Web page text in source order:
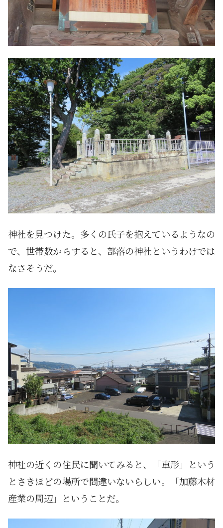
神社を見つけた。多くの氏子を抱えているようなの
で、世帯数からすると、部落の神社というわけでは
なさそうだ。
神社の近くの住民に聞いてみると、「車形」という
とさきほどの場所で間違いないらしい。「加藤木材
産業の周辺」ということだ。